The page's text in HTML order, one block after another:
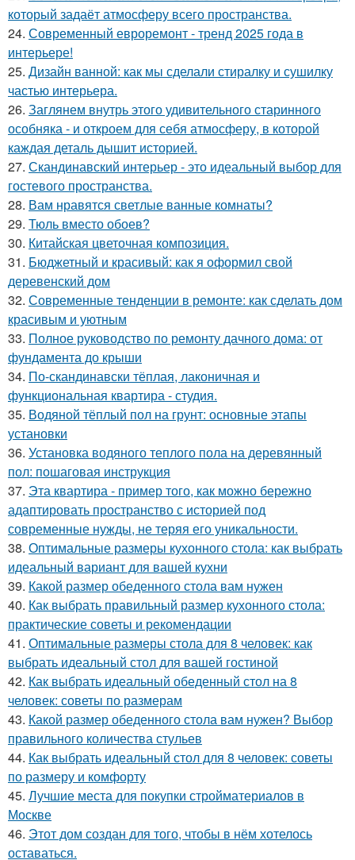
который задаёт атмосферу всего пространства.
24. Современный евроремонт - тренд 2025 года в
интерьере!
25. Дизайн ванной: как мы сделали стиралку и сушилку
частью интерьера.
26. Заглянем внутрь этого удивительного старинного
особняка - и откроем для себя атмосферу, в которой
каждая деталь дышит историей.
27. Скандинавский интерьер - это идеальный выбор для
гостевого пространства.
28. Вам нравятся светлые ванные комнаты?
29. Тюль вместо обоев?
30. Китайская цветочная композиция.
31. Бюджетный и красивый: как я оформил свой
деревенский дом
32. Современные тенденции в ремонте: как сделать дом
красивым и уютным
33. Полное руководство по ремонту дачного дома: от
фундамента до крыши
34. По-скандинавски тёплая, лаконичная и
функциональная квартира - студия.
35. Водяной тёплый пол на грунт: основные этапы
установки
36. Установка водяного теплого пола на деревянный
пол: пошаговая инструкция
37. Эта квартира - пример того, как можно бережно
адаптировать пространство с историей под
современные нужды, не теряя его уникальности.
38. Оптимальные размеры кухонного стола: как выбрать
идеальный вариант для вашей кухни
39. Какой размер обеденного стола вам нужен
40. Как выбрать правильный размер кухонного стола:
практические советы и рекомендации
41. Оптимальные размеры стола для 8 человек: как
выбрать идеальный стол для вашей гостиной
42. Как выбрать идеальный обеденный стол на 8
человек: советы по размерам
43. Какой размер обеденного стола вам нужен? Выбор
правильного количества стульев
44. Как выбрать идеальный стол для 8 человек: советы
по размеру и комфорту
45. Лучшие места для покупки стройматериалов в
Москве
46. Этот дом создан для того, чтобы в нём хотелось
оставаться.